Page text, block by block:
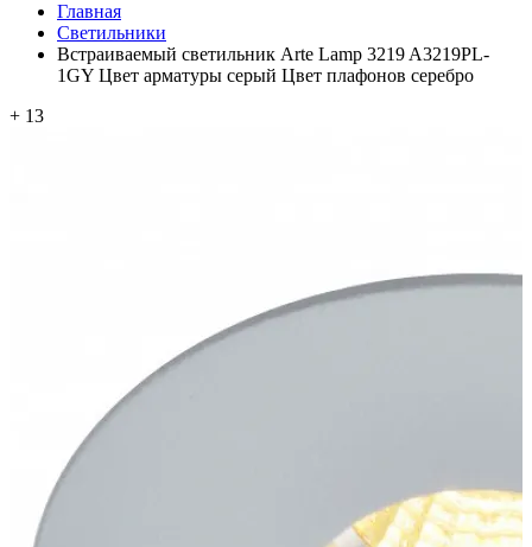
Главная
Светильники
Встраиваемый светильник Arte Lamp 3219 A3219PL-
1GY Цвет арматуры серый Цвет плафонов серебро
+ 13